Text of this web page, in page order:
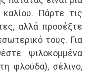
Πάρτε τις
αλλά προσέξτε
τους. Για
ψιλοκομμένα
φλούδα), σέλινο,